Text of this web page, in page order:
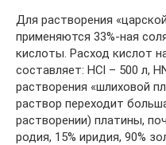
Для растворения
применяются 33%-ная
кислоты. Расход кислот
составляет: HCl – 500 л,
растворения «шлиховой
раствор переходит
растворении) платины,
родия, 15% иридия, 90%